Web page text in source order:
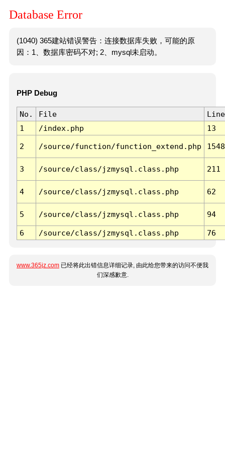
Database Error
(1040) 365建站错误警告：连接数据库失败，可能的原
因：1、数据库密码不对; 2、mysql未启动。
PHP Debug
No. File
Line
1
/index.php 13
2 /source/function/function_extend.php 1548
3 /source/class/jzmysql.class.php 211
4 /source/class/jzmysql.class.php 62
5 /source/class/jzmysql.class.php 94
6 /source/class/jzmysql.class.php 76
www.365jz.com 已经将此出错信息详细记录, 由此给您带来的访问不便我
们深感歉意.